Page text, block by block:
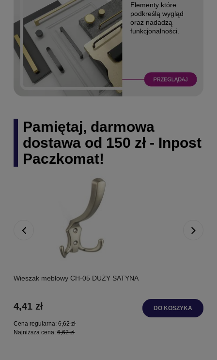
Elementy które
podkreślą wygląd
oraz nadadzą
funkcjonalności.
Pamiętaj, darmowa
dostawa od 150 zł - Inpost
Paczkomat!
Wieszak meblowy CH-05 DUŻY SATYNA
4,41 zł
Cena regularna: 6,62 zł
Najniższa cena: 6,62 zł
DO KOSZYKA